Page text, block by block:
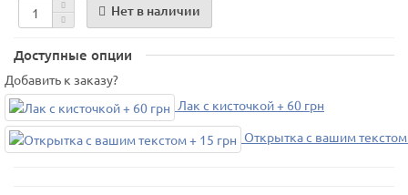
Нет в наличии
Доступные опции
Добавить к заказу?
Лак с кисточкой + 60 грн
Открытка с вашим текстом